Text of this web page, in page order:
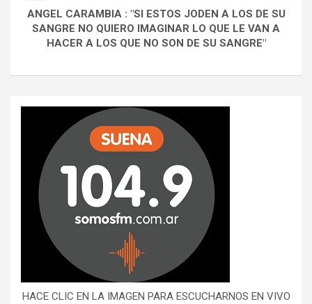
ANGEL CARAMBIA : "SI ESTOS JODEN A LOS DE SU
SANGRE NO QUIERO IMAGINAR LO QUE LE VAN A
HACER A LOS QUE NO SON DE SU SANGRE"
HACE CLIC EN LA IMAGEN PARA ESCUCHARNOS EN VIVO